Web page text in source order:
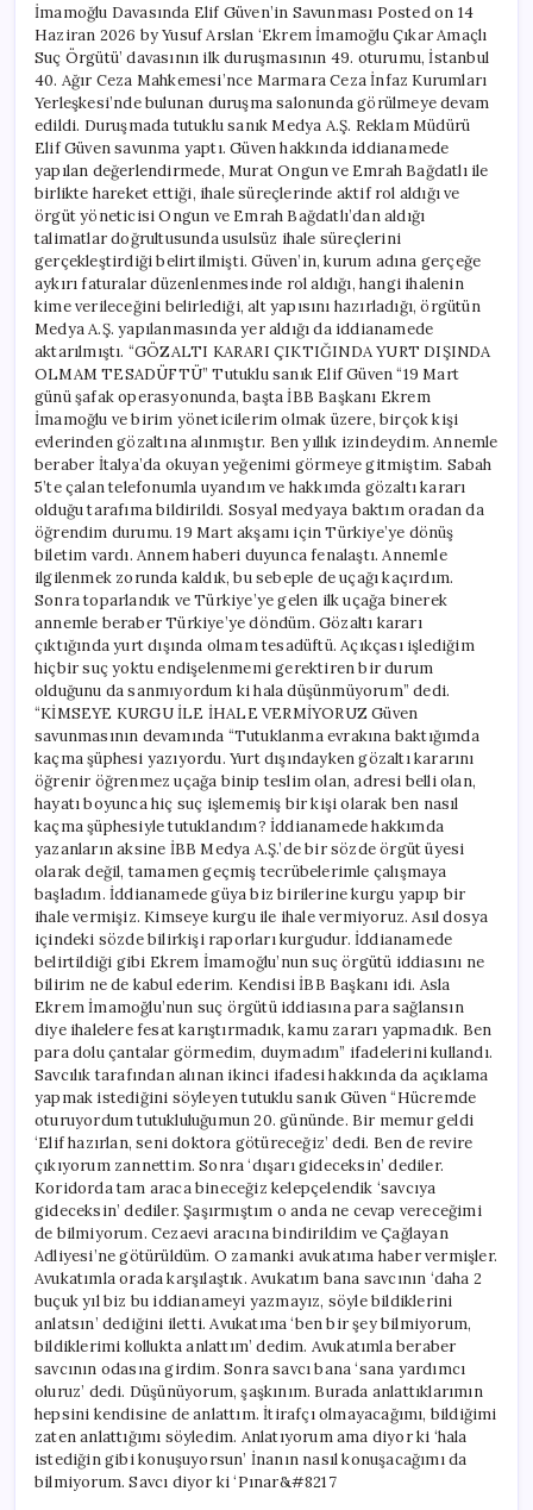
için
İmamoğlu Davasında Elif Güven’in Savunması Posted on 14
Haziran 2026 by Yusuf Arslan ‘Ekrem İmamoğlu Çıkar Amaçlı
Suç Örgütü’ davasının ilk duruşmasının 49. oturumu, İstanbul
40. Ağır Ceza Mahkemesi’nce Marmara Ceza İnfaz Kurumları
Yerleşkesi’nde bulunan duruşma salonunda görülmeye devam
edildi. Duruşmada tutuklu sanık Medya A.Ş. Reklam Müdürü
Elif Güven savunma yaptı. Güven hakkında iddianamede
yapılan değerlendirmede, Murat Ongun ve Emrah Bağdatlı ile
birlikte hareket ettiği, ihale süreçlerinde aktif rol aldığı ve
örgüt yöneticisi Ongun ve Emrah Bağdatlı’dan aldığı
talimatlar doğrultusunda usulsüz ihale süreçlerini
gerçekleştirdiği belirtilmişti. Güven’in, kurum adına gerçeğe
aykırı faturalar düzenlenmesinde rol aldığı, hangi ihalenin
kime verileceğini belirlediği, alt yapısını hazırladığı, örgütün
Medya A.Ş. yapılanmasında yer aldığı da iddianamede
aktarılmıştı. “GÖZALTI KARARI ÇIKTIĞINDA YURT DIŞINDA
OLMAM TESADÜFTÜ” Tutuklu sanık Elif Güven “19 Mart
günü şafak operasyonunda, başta İBB Başkanı Ekrem
İmamoğlu ve birim yöneticilerim olmak üzere, birçok kişi
evlerinden gözaltına alınmıştır. Ben yıllık izindeydim. Annemle
beraber İtalya’da okuyan yeğenimi görmeye gitmiştim. Sabah
5’te çalan telefonumla uyandım ve hakkımda gözaltı kararı
olduğu tarafıma bildirildi. Sosyal medyaya baktım oradan da
öğrendim durumu. 19 Mart akşamı için Türkiye’ye dönüş
biletim vardı. Annem haberi duyunca fenalaştı. Annemle
ilgilenmek zorunda kaldık, bu sebeple de uçağı kaçırdım.
Sonra toparlandık ve Türkiye’ye gelen ilk uçağa binerek
annemle beraber Türkiye’ye döndüm. Gözaltı kararı
çıktığında yurt dışında olmam tesadüftü. Açıkçası işlediğim
hiçbir suç yoktu endişelenmemi gerektiren bir durum
olduğunu da sanmıyordum ki hala düşünmüyorum” dedi.
“KİMSEYE KURGU İLE İHALE VERMİYORUZ Güven
savunmasının devamında “Tutuklanma evrakına baktığımda
kaçma şüphesi yazıyordu. Yurt dışındayken gözaltı kararını
öğrenir öğrenmez uçağa binip teslim olan, adresi belli olan,
hayatı boyunca hiç suç işlememiş bir kişi olarak ben nasıl
kaçma şüphesiyle tutuklandım? İddianamede hakkımda
yazanların aksine İBB Medya A.Ş.’de bir sözde örgüt üyesi
olarak değil, tamamen geçmiş tecrübelerimle çalışmaya
başladım. İddianamede güya biz birilerine kurgu yapıp bir
ihale vermişiz. Kimseye kurgu ile ihale vermiyoruz. Asıl dosya
içindeki sözde bilirkişi raporları kurgudur. İddianamede
belirtildiği gibi Ekrem İmamoğlu’nun suç örgütü iddiasını ne
bilirim ne de kabul ederim. Kendisi İBB Başkanı idi. Asla
Ekrem İmamoğlu’nun suç örgütü iddiasına para sağlansın
diye ihalelere fesat karıştırmadık, kamu zararı yapmadık. Ben
para dolu çantalar görmedim, duymadım” ifadelerini kullandı.
Savcılık tarafından alınan ikinci ifadesi hakkında da açıklama
yapmak istediğini söyleyen tutuklu sanık Güven “Hücremde
oturuyordum tutukluluğumun 20. gününde. Bir memur geldi
‘Elif hazırlan, seni doktora götüreceğiz’ dedi. Ben de revire
çıkıyorum zannettim. Sonra ‘dışarı gideceksin’ dediler.
Koridorda tam araca bineceğiz kelepçelendik ‘savcıya
gideceksin’ dediler. Şaşırmıştım o anda ne cevap vereceğimi
de bilmiyorum. Cezaevi aracına bindirildim ve Çağlayan
Adliyesi’ne götürüldüm. O zamanki avukatıma haber vermişler.
Avukatımla orada karşılaştık. Avukatım bana savcının ‘daha 2
buçuk yıl biz bu iddianameyi yazmayız, söyle bildiklerini
anlatsın’ dediğini iletti. Avukatıma ‘ben bir şey bilmiyorum,
bildiklerimi kollukta anlattım’ dedim. Avukatımla beraber
savcının odasına girdim. Sonra savcı bana ‘sana yardımcı
oluruz’ dedi. Düşünüyorum, şaşkınım. Burada anlattıklarımın
hepsini kendisine de anlattım. İtirafçı olmayacağımı, bildiğimi
zaten anlattığımı söyledim. Anlatıyorum ama diyor ki ‘hala
istediğin gibi konuşuyorsun’ İnanın nasıl konuşacağımı da
bilmiyorum. Savcı diyor ki ‘Pınar&#8217